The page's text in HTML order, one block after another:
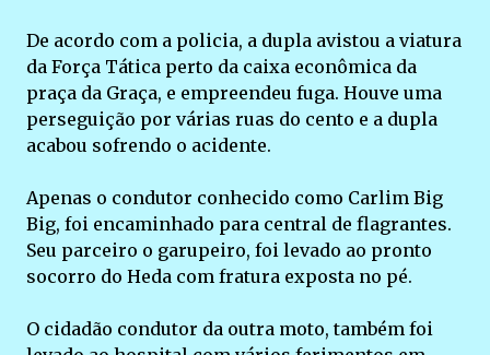
De acordo com a policia, a dupla avistou a viatura
da Força Tática perto da caixa econômica da
praça da Graça, e empreendeu fuga. Houve uma
perseguição por várias ruas do cento e a dupla
acabou sofrendo o acidente.
Apenas o condutor conhecido como Carlim Big
Big, foi encaminhado para central de flagrantes.
Seu parceiro o garupeiro, foi levado ao pronto
socorro do Heda com fratura exposta no pé.
O cidadão condutor da outra moto, também foi